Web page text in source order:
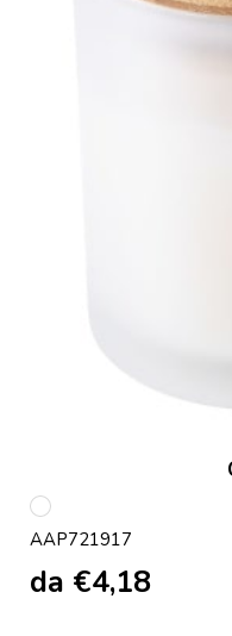
Bianco
AAP721917
da €4,18